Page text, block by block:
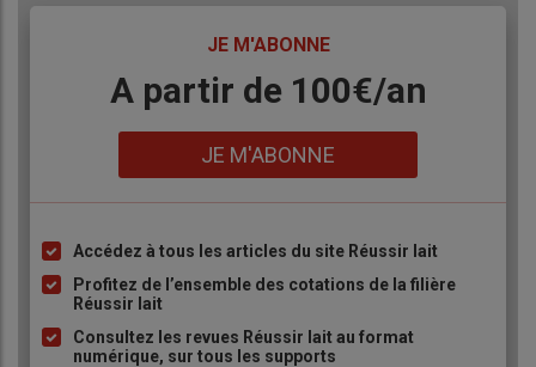
JE M'ABONNE
BodyA partir de 100€/an
JE M'ABONNE
Liste
à
puce
Accédez à tous les articles du site Réussir lait
Profitez de l’ensemble des cotations de la filière
Réussir lait
Consultez les revues Réussir lait au format
numérique, sur tous les supports